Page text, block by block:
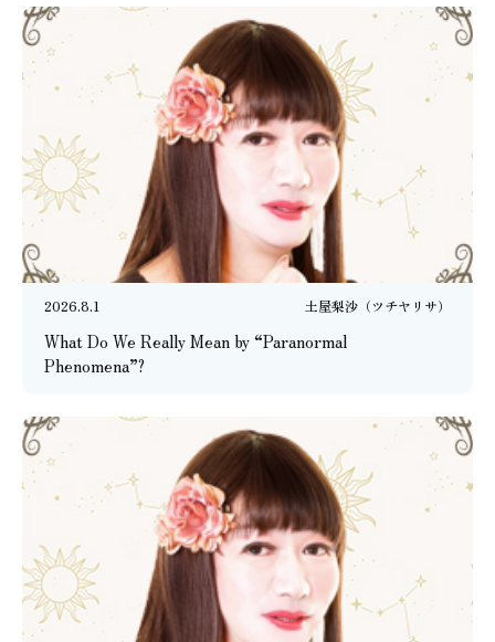
2026.8.1 土屋梨沙（ツチヤリサ）
What Do We Really Mean by “Paranormal
Phenomena”?